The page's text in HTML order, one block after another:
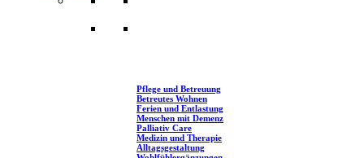
Pflege und Betreuung
Betreutes Wohnen
Ferien und Entlastung
Menschen mit Demenz
Palliativ Care
Medizin und Therapie
Alltagsgestaltung